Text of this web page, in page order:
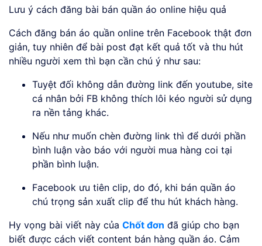
Lưu ý cách đăng bài bán quần áo online hiệu quả
Cách đăng bán áo quần online trên Facebook thật đơn
giản, tuy nhiên để bài post đạt kết quả tốt và thu hút
nhiều người xem thì bạn cần chú ý như sau:
Tuyệt đối không dẫn đường link đến youtube, site
cá nhân bởi FB không thích lôi kéo người sử dụng
ra nền tảng khác.
Nếu như muốn chèn đường link thì để dưới phần
bình luận vào báo với người mua hàng coi tại
phần bình luận.
Facebook ưu tiên clip, do đó, khi bán quần áo
chú trọng sản xuất clip để thu hút khách hàng.
Hy vọng bài viết này của Chốt đơn đã giúp cho bạn
biết được cách viết content bán hàng quần áo. Cảm